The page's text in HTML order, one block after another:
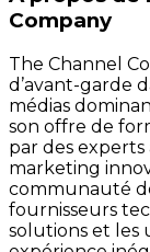
Company
The Channel
d’avant-garde
médias
son offre de
par des experts
marketing
communauté
fournisseurs
solutions et les